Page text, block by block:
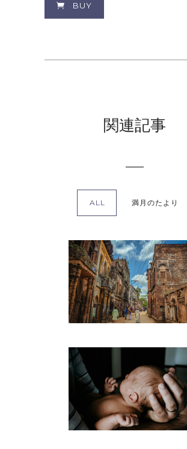
BUY
関連記事
ALL 満月のたより
2026年7月 世界を旅して
出会うもの
満月のたより
2026年6月 父ということ
満月のたより